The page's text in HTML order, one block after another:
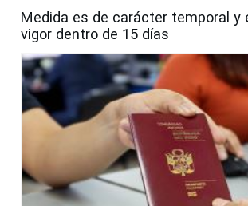
Medida es de carácter temporal y
vigor dentro de 15 días